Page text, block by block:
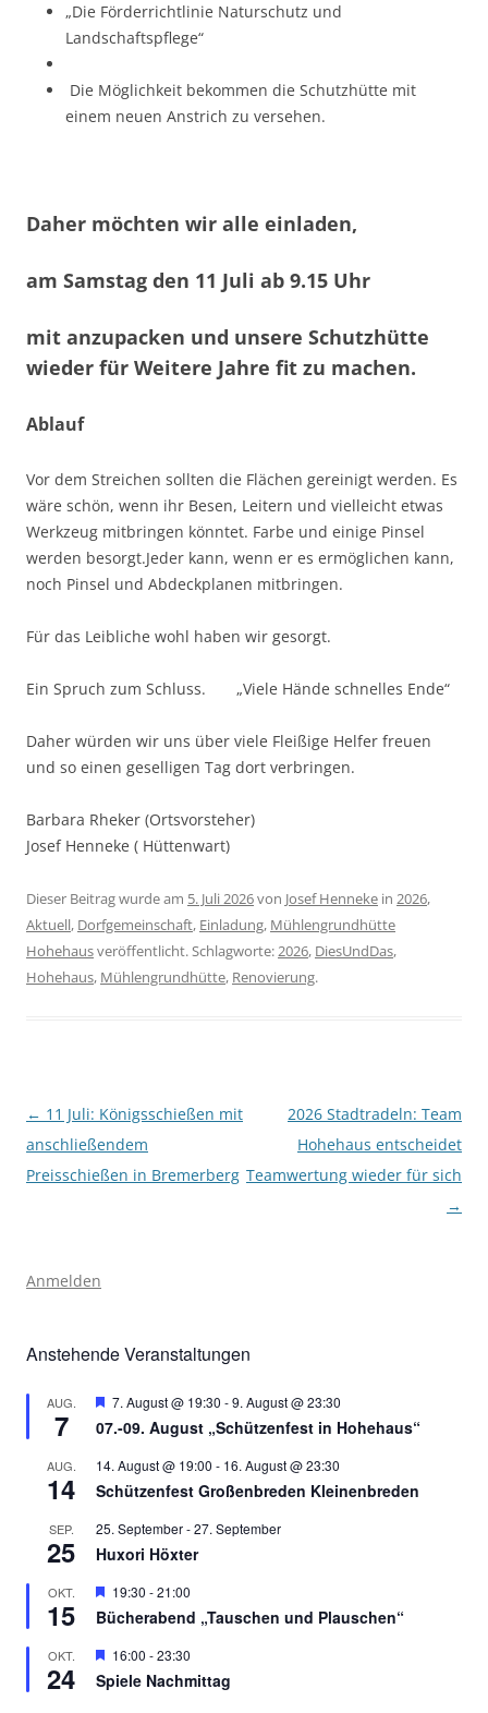
„Die Förderrichtlinie Naturschutz und
Landschaftspflege“
Die Möglichkeit bekommen die Schutzhütte mit
einem neuen Anstrich zu versehen.
Daher möchten wir alle einladen,
am Samstag den 11 Juli ab 9.15 Uhr
mit anzupacken und unsere Schutzhütte
wieder für Weitere Jahre fit zu machen.
Ablauf
Vor dem Streichen sollten die Flächen gereinigt werden. Es
wäre schön, wenn ihr Besen, Leitern und vielleicht etwas
Werkzeug mitbringen könntet. Farbe und einige Pinsel
werden besorgt.Jeder kann, wenn er es ermöglichen kann,
noch Pinsel und Abdeckplanen mitbringen.
Für das Leibliche wohl haben wir gesorgt.
Ein Spruch zum Schluss. „Viele Hände schnelles Ende“
Daher würden wir uns über viele Fleißige Helfer freuen
und so einen geselligen Tag dort verbringen.
Barbara Rheker (Ortsvorsteher)
Josef Henneke ( Hüttenwart)
Dieser Beitrag wurde am 5. Juli 2026von Josef Henneke in 2026,
Aktuell, Dorfgemeinschaft, Einladung, Mühlengrundhütte
Hohehausveröffentlicht. Schlagworte:2026, DiesUndDas,
Hohehaus, Mühlengrundhütte, Renovierung.
Beitragsnavigation
← 11 Juli: Königsschießen mit
anschließendem
Preisschießen in Bremerberg
2026 Stadtradeln: Team
Hohehaus entscheidet
Teamwertung wieder für sich
→
Anmelden
Anstehende Veranstaltungen
AUG.
7
Hervorgehoben
7. August @ 19:30 -9. August @ 23:30
07.-09. August „Schützenfest in Hohehaus“
AUG.
14
14. August @ 19:00 - 16. August @ 23:30
Schützenfest Großenbreden Kleinenbreden
SEP.
25
25. September-27. September
Huxori Höxter
OKT.
15
Hervorgehoben
19:30 -21:00
Bücherabend „Tauschen und Plauschen“
OKT.
24
Hervorgehoben
16:00 -23:30
Spiele Nachmittag